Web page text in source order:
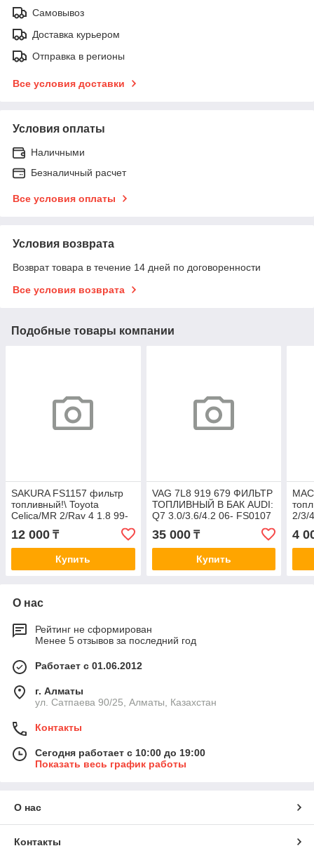
Самовывоз
Доставка курьером
Отправка в регионы
Все условия доставки
Условия оплаты
Наличными
Безналичный расчет
Все условия оплаты
Условия возврата
Возврат товара в течение 14 дней по договоренности
Все условия возврата
Подобные товары компании
SAKURA FS1157 фильтр
топливный!\ Toyota
Celica/MR 2/Rav 4 1.8 99-
07 /Yaris 1.0/1.3/1.5 99-05
FS6302
12 000 ₸
Купить
VAG 7L8 919 679 ФИЛЬТР
ТОПЛИВНЫЙ В БАК AUDI:
Q7 3.0/3.6/4.2 06- FS0107
35 000₸
Купить
2/3/
4
О нас
Рейтинг не сформирован
Менее 5 отзывов за последний год
Работает с 01.06.2012
г. Алматы
ул. Сатпаева 90/25, Алматы, Казахстан
Контакты
Сегодня работает с 10:00 до 19:00
Показать весь график работы
О нас
Контакты